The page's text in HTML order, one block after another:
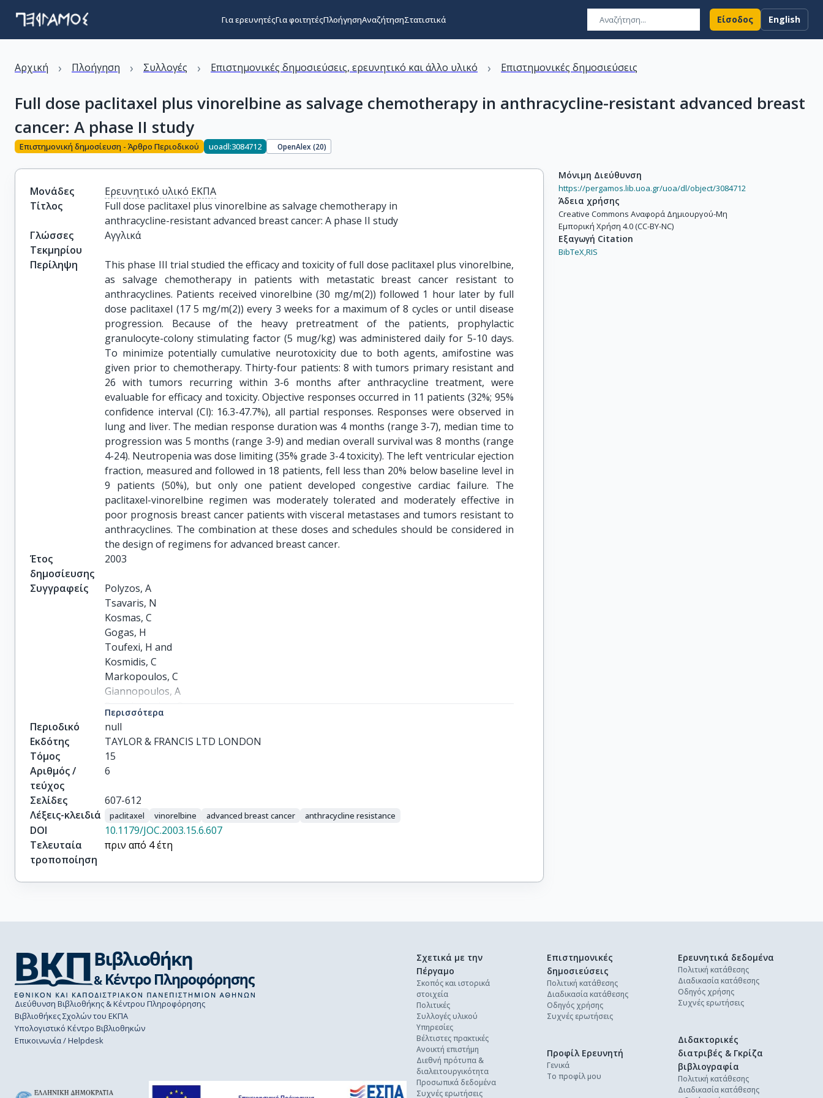
Για ερευνητέςΓια φοιτητέςΠλοήγησηΑναζήτησηΣτατιστικά Είσοδος English
Αρχική › Πλοήγηση › Συλλογές › Επιστημονικές δημοσιεύσεις, ερευνητικό και άλλο υλικό › Επιστημονικές δημοσιεύσεις
Full dose paclitaxel plus vinorelbine as salvage chemotherapy in anthracycline-resistant advanced breast
cancer: A phase II study
Επιστημονική δημοσίευση - Άρθρο Περιοδικού uoadl:3084712 OpenAlex (20)
Μονάδες
Ερευνητικό υλικό ΕΚΠΑ
Τίτλος
Full dose paclitaxel plus vinorelbine as salvage chemotherapy in
anthracycline-resistant advanced breast cancer: A phase II study
Γλώσσες
Τεκμηρίου
Αγγλικά
Περίληψη
This phase III trial studied the efficacy and toxicity of full dose paclitaxel plus vinorelbine,
as salvage chemotherapy in patients with metastatic breast cancer resistant to
anthracyclines. Patients received vinorelbine (30 mg/m(2)) followed 1 hour later by full
dose paclitaxel (17 5 mg/m(2)) every 3 weeks for a maximum of 8 cycles or until disease
progression. Because of the heavy pretreatment of the patients, prophylactic
granulocyte-colony stimulating factor (5 mug/kg) was administered daily for 5-10 days.
To minimize potentially cumulative neurotoxicity due to both agents, amifostine was
given prior to chemotherapy. Thirty-four patients: 8 with tumors primary resistant and
26 with tumors recurring within 3-6 months after anthracycline treatment, were
evaluable for efficacy and toxicity. Objective responses occurred in 11 patients (32%; 95%
confidence interval (Cl): 16.3-47.7%), all partial responses. Responses were observed in
lung and liver. The median response duration was 4 months (range 3-7), median time to
progression was 5 months (range 3-9) and median overall survival was 8 months (range
4-24). Neutropenia was dose limiting (35% grade 3-4 toxicity). The left ventricular ejection
fraction, measured and followed in 18 patients, fell less than 20% below baseline level in
9 patients (50%), but only one patient developed congestive cardiac failure. The
paclitaxel-vinorelbine regimen was moderately tolerated and moderately effective in
poor prognosis breast cancer patients with visceral metastases and tumors resistant to
anthracyclines. The combination at these doses and schedules should be considered in
the design of regimens for advanced breast cancer.
Έτος
δημοσίευσης
2003
Συγγραφείς
Polyzos, A
Tsavaris, N
Kosmas, C
Gogas, H
Toufexi, H and
Kosmidis, C
Markopoulos, C
Giannopoulos, A
Papadopoulos, O
and Stamatiadis, D
Kouraklis, G
Περισσότερα
Περιοδικό
null
Εκδότης
TAYLOR & FRANCIS LTD LONDON
Τόμος
15
Αριθμός /
τεύχος
6
Σελίδες
607-612
Λέξεις-κλειδιά
paclitaxel vinorelbine advanced breast cancer anthracycline resistance
DOI
10.1179/JOC.2003.15.6.607
Τελευταία
τροποποίηση
πριν από 4 έτη
Μόνιμη Διεύθυνση
https://pergamos.lib.uoa.gr/uoa/dl/object/3084712
Άδεια χρήσης
Creative Commons Αναφορά Δημιουργού-Μη
Εμπορική Χρήση 4.0 (CC-BY-NC)
Εξαγωγή Citation
BibTeX,RIS
Διεύθυνση Βιβλιοθήκης & Κέντρου Πληροφόρησης
Βιβλιοθήκες Σχολών του ΕΚΠΑ
Υπολογιστικό Κέντρο Βιβλιοθηκών
Επικοινωνία / Helpdesk
Σχετικά με την
Πέργαμο
Σκοπός και ιστορικά
στοιχεία
Πολιτικές
Συλλογές υλικού
Υπηρεσίες
Βέλτιστες πρακτικές
Ανοικτή επιστήμη
Διεθνή πρότυπα &
διαλειτουργικότητα
Προσωπικά δεδομένα
Συχνές ερωτήσεις
Επιστημονικές
δημοσιεύσεις
Πολιτική κατάθεσης
Διαδικασία κατάθεσης
Οδηγός χρήσης
Συχνές ερωτήσεις
Ερευνητικά δεδομένα
Πολιτική κατάθεσης
Διαδικασία κατάθεσης
Οδηγός χρήσης
Συχνές ερωτήσεις
Διδακτορικές
διατριβές & Γκρίζα
βιβλιογραφία
Πολιτική κατάθεσης
Διαδικασία κατάθεσης
Προφίλ Ερευνητή
Γενικά
Το προφίλ μου